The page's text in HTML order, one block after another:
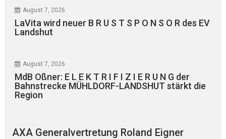
August 7, 2026
LaVita wird neuer B R U S T S P O N S O R des EV
Landshut
August 7, 2026
MdB Oßner: E L E K T R I F I Z I E R U N G der
Bahnstrecke MÜHLDORF-LANDSHUT stärkt die
Region
AXA Generalvertretung Roland Eigner